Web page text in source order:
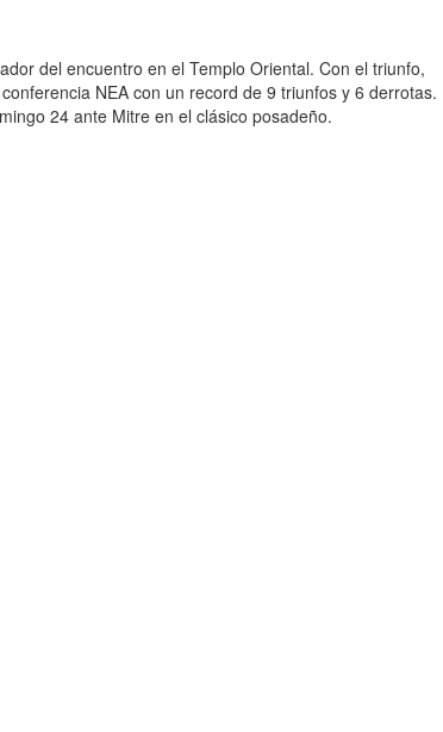
del encuentro en el Templo Oriental. Con el triunfo,
NEA con un record de 9 triunfos y 6 derrotas.
24 ante Mitre en el clásico posadeño.